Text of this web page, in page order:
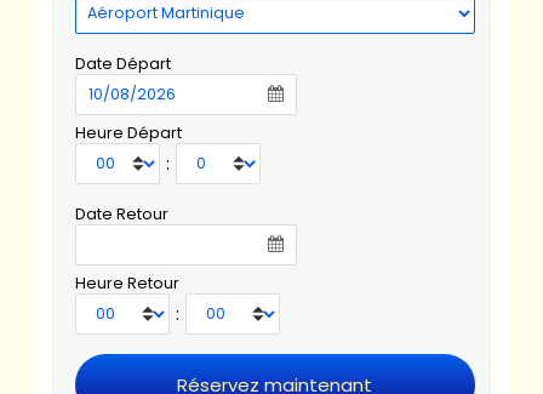
Date Départ
Heure Départ
:
Date Retour
Heure Retour
: